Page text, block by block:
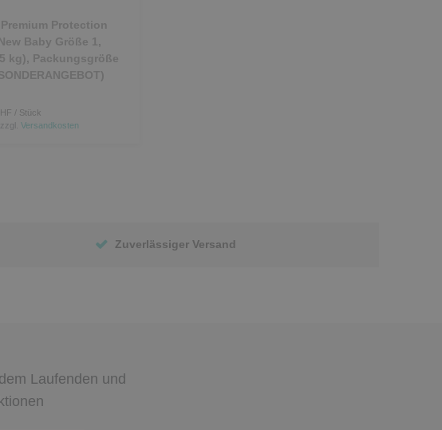
Premium Protection
Baby Größe 1,
kg), Packungsgröße
/ Stück
zzgl. Versandkosten
Zuverlässiger Versand
Laufenden und